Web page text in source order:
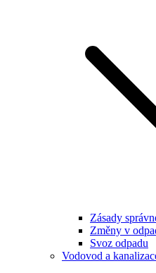
Zásady
Změny v
Svoz odpadu
Vodovod a